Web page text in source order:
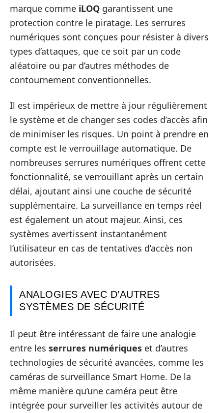
marque comme iLOQ garantissent une
protection contre le piratage. Les serrures
numériques sont conçues pour résister à divers
types d’attaques, que ce soit par un code
aléatoire ou par d’autres méthodes de
contournement conventionnelles.
Il est impérieux de mettre à jour régulièrement
le système et de changer ses codes d’accès afin
de minimiser les risques. Un point à prendre en
compte est le verrouillage automatique. De
nombreuses serrures numériques offrent cette
fonctionnalité, se verrouillant après un certain
délai, ajoutant ainsi une couche de sécurité
supplémentaire. La surveillance en temps réel
est également un atout majeur. Ainsi, ces
systèmes avertissent instantanément
l’utilisateur en cas de tentatives d’accès non
autorisées.
ANALOGIES AVEC D’AUTRES
SYSTÈMES DE SÉCURITÉ
Il peut être intéressant de faire une analogie
entre les serrures numériques et d’autres
technologies de sécurité avancées, comme les
caméras de surveillance Smart Home. De la
même manière qu’une caméra peut être
intégrée pour surveiller les activités autour de